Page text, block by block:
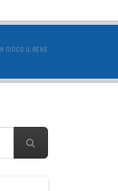
GIOCO IL BENE